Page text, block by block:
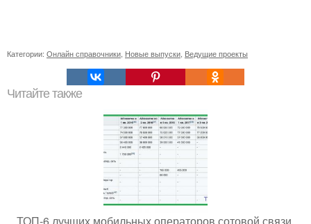
Категории: Онлайн справочники Новые выпуски Ведущие проекты
Читайте также